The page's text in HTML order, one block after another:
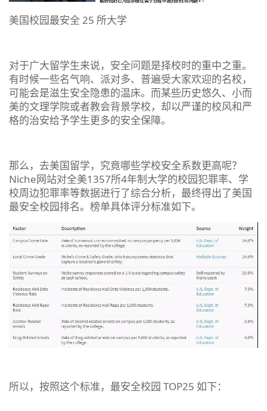
美国校园最安全 25 所大学
对于广大留学生来说，安全问题是择校时的重中之重。
有时候一些名气响、派对多、普遍受大家欢迎的名校，
可能会是滋生安全隐患的温床。而某些历史悠久、小而
美的文理学院或者教会背景学校，却以严谨的校风和严
格的治安给予学生更多的安全保障。
那么，去美国留学，究竟哪些学校安全系数更高呢？
Niche网站对全美1357所4年制大学的校园犯罪率、学
校周边犯罪率等数据进行了综合分析，最终得出了美国
最安全校园排名。榜单具体评分标准如下。
所以，按照这个标准，最安全校园 TOP25 如下：